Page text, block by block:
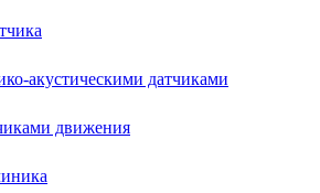
акустическими датчиками
движения